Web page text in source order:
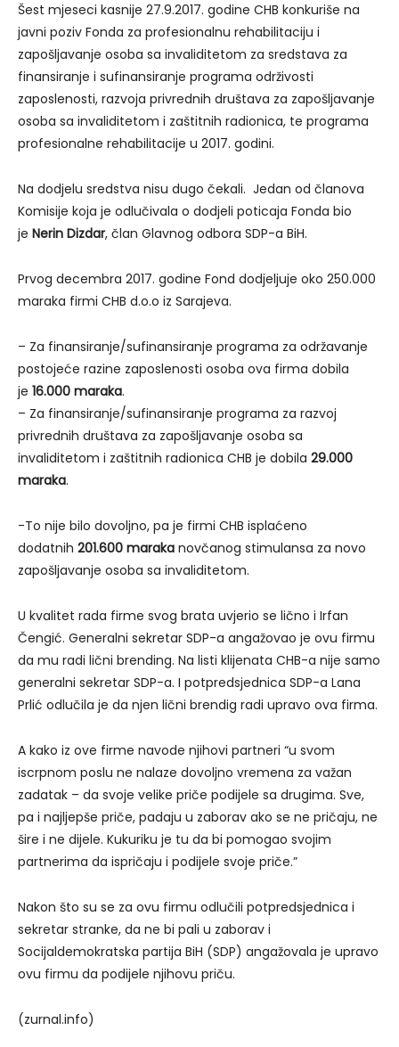
Šest mjeseci kasnije 27.9.2017. godine CHB konkuriše na
javni poziv Fonda za profesionalnu rehabilitaciju i
zapošljavanje osoba sa invaliditetom za sredstava za
finansiranje i sufinansiranje programa održivosti
zaposlenosti, razvoja privrednih društava za zapošljavanje
osoba sa invaliditetom i zaštitnih radionica, te programa
profesionalne rehabilitacije u 2017. godini.
Na dodjelu sredstva nisu dugo čekali. Jedan od članova
Komisije koja je odlučivala o dodjeli poticaja Fonda bio
je Nerin Dizdar, član Glavnog odbora SDP-a BiH.
Prvog decembra 2017. godine Fond dodjeljuje oko 250.000
maraka firmi CHB d.o.o iz Sarajeva.
– Za finansiranje/sufinansiranje programa za održavanje
postojeće razine zaposlenosti osoba ova firma dobila
je 16.000 maraka.
– Za finansiranje/sufinansiranje programa za razvoj
privrednih društava za zapošljavanje osoba sa
invaliditetom i zaštitnih radionica CHB je dobila 29.000
maraka.
-To nije bilo dovoljno, pa je firmi CHB isplaćeno
dodatnih 201.600 maraka novčanog stimulansa za novo
zapošljavanje osoba sa invaliditetom.
U kvalitet rada firme svog brata uvjerio se lično i Irfan
Čengić. Generalni sekretar SDP-a angažovao je ovu firmu
da mu radi lični brending. Na listi klijenata CHB-a nije samo
generalni sekretar SDP-a. I potpredsjednica SDP-a Lana
Prlić odlučila je da njen lični brendig radi upravo ova firma.
A kako iz ove firme navode njihovi partneri “u svom
iscrpnom poslu ne nalaze dovoljno vremena za važan
zadatak – da svoje velike priče podijele sa drugima. Sve,
pa i najljepše priče, padaju u zaborav ako se ne pričaju, ne
šire i ne dijele. Kukuriku je tu da bi pomogao svojim
partnerima da ispričaju i podijele svoje priče.”
Nakon što su se za ovu firmu odlučili potpredsjednica i
sekretar stranke, da ne bi pali u zaborav i
Socijaldemokratska partija BiH (SDP) angažovala je upravo
ovu firmu da podijele njihovu priču.
(zurnal.info)